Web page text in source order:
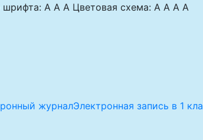
шрифта: A A A Цветовая схема: A A A A
журналЭлектронная запись в 1